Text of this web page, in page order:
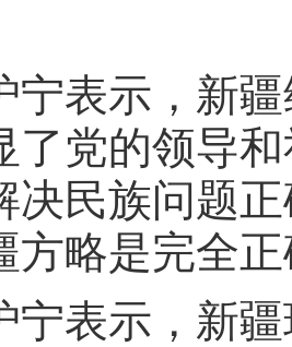
示，新疆
了党的领导
决民族问题
方略是完全
示，新疆